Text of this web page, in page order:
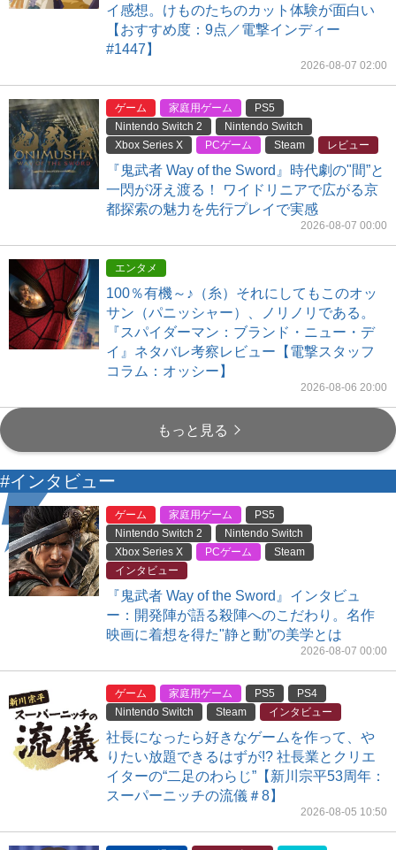
イ感想。けものたちのカット体験が面白い
【おすすめ度：9点／電撃インディー
#1447】
2026-08-07 02:00
ゲーム 家庭用ゲーム
PS5
Nintendo Switch 2
Nintendo Switch
Xbox Series X
PCゲーム Steam レビュー
『鬼武者 Way of the Sword』時代劇の"間”と
一閃が冴え渡る！ ワイドリニアで広がる京
都探索の魅力を先行プレイで実感
2026-08-07 00:00
エンタメ
100％有機～♪（糸）それにしてもこのオッ
サン（パニッシャー）、ノリノリである。
『スパイダーマン：ブランド・ニュー・デ
イ』ネタバレ考察レビュー【電撃スタッフ
コラム：オッシー】
2026-08-06 20:00
もっと見る
#インタビュー
ゲーム 家庭用ゲーム
PS5
Nintendo Switch 2
Nintendo Switch
Xbox Series X
PCゲーム
Steam
インタビュー
『鬼武者 Way of the Sword』インタビュ
ー：開発陣が語る殺陣へのこだわり。名作
映画に着想を得た"静と動”の美学とは
2026-08-07 00:00
ゲーム 家庭用ゲーム PS5
PS4
Nintendo Switch
Steam インタビュー
社長になったら好きなゲームを作って、や
りたい放題できるはずが!? 社長業とクリエ
イターの“二足のわらじ”【新川宗平53周年：
スーパーニッチの流儀＃8】
2026-08-05 10:50